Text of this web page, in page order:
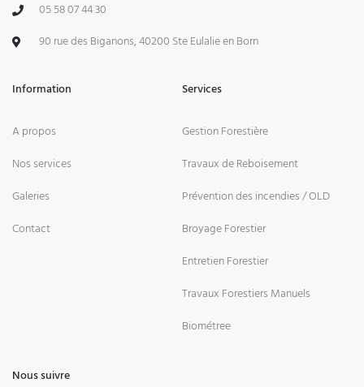
05 58 07 44 30
90 rue des Biganons, 40200 Ste Eulalie en Born
Information
A propos
Nos services
Galeries
Contact
Services
Gestion Forestière
Travaux de Reboisement
Prévention des incendies / OLD
Broyage Forestier
Entretien Forestier
Travaux Forestiers Manuels
Biométree
Nous suivre